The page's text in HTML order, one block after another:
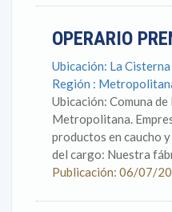
OPERARIO
Ubicación: La
Región :
Ubicación: Comuna
Metropolitana.
productos en caucho
del cargo: Nuestra
Publicación: 06/07/